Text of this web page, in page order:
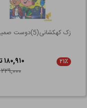
زک کهکشانی(5)دوست صمیمی!
۲۱٪
۱۸۰,۹۱۰ تومان
۲۲۹,۰۰۰ تومان